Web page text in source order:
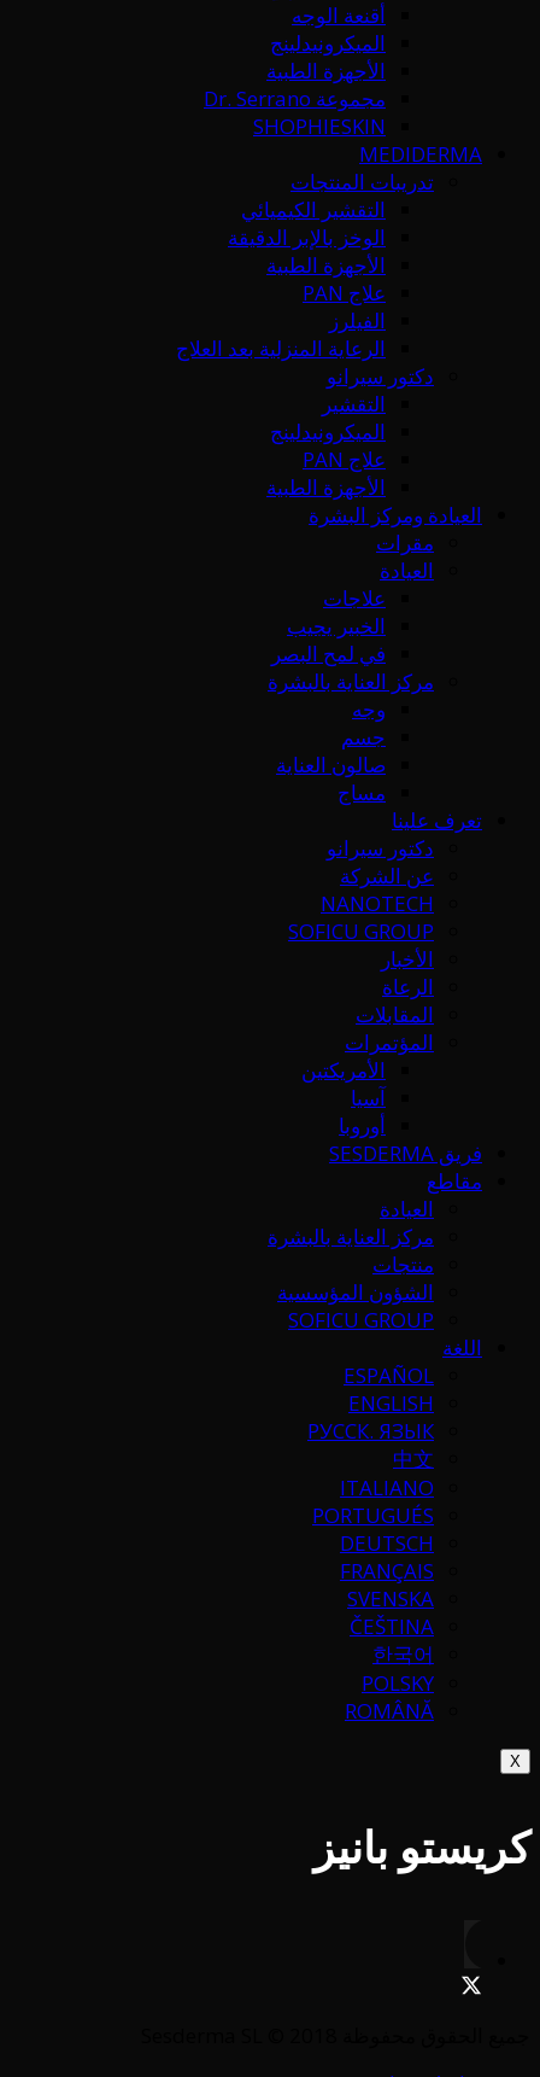
أقنعة الوجه
الميكرونيدلينج
الأجهزة الطبية
مجموعة Dr. Serrano
SHOPHIESKIN
MEDIDERMA
تدريبات المنتجات
التقشير الكيميائي
الوخز بالإبر الدقيقة
الأجهزة الطبية
علاج PAN
الفيلرز
الرعاية المنزلية بعد العلاج
دكتور سيرانو
التقشير
الميكرونيدلينج
علاج PAN
الأجهزة الطبية
العيادة ومركز البشرة
مقرات
العيادة
علاجات
الخبير يجيب
في لمح البصر
مركز العناية بالبشرة
وجه
جسم
صالون العناية
مساج
تعرف علينا
دكتور سيرانو
عن الشركة
NANOTECH
SOFICU GROUP
الأخبار
الرعاة
المقابلات
المؤتمرات
الأمريكتين
آسيا
أوروبا
فريق SESDERMA
مقاطع
العيادة
مركز العناية بالبشرة
منتجات
الشؤون المؤسسية
SOFICU GROUP
اللغة
ESPAÑOL
ENGLISH
РУССК. ЯЗЫК
中文
ITALIANO
PORTUGUÉS
DEUTSCH
FRANÇAIS
SVENSKA
ČEŠTINA
한국어
POLSKY
ROMÂNĂ
X
كريستو بانيز